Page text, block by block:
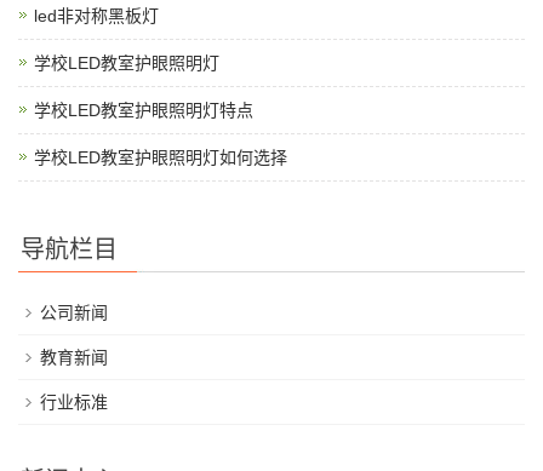
led非对称黑板灯
学校LED教室护眼照明灯
学校LED教室护眼照明灯特点
学校LED教室护眼照明灯如何选择
导航栏目
公司新闻
教育新闻
行业标准